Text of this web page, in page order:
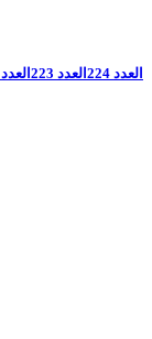
العدد 224 العدد 223 العدد 222